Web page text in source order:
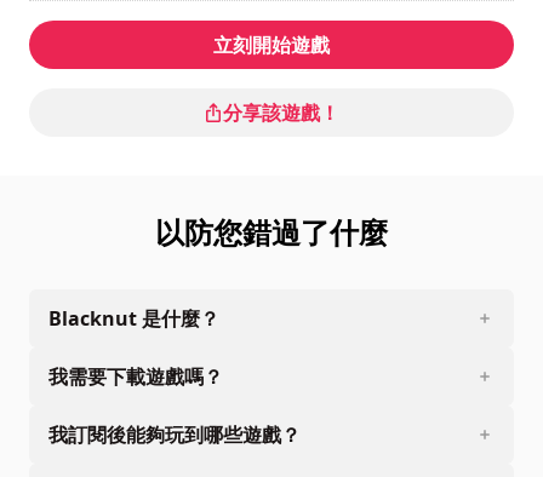
立刻開始遊戲
分享該遊戲！
以防您錯過了什麼
Blacknut 是什麼？
我需要下載遊戲嗎？
我訂閱後能夠玩到哪些遊戲？